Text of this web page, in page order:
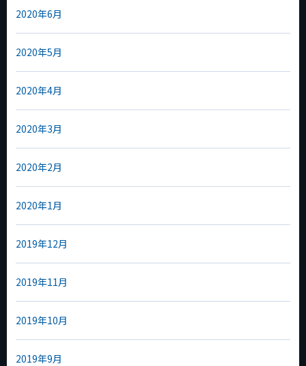
2020年6月
2020年5月
2020年4月
2020年3月
2020年2月
2020年1月
2019年12月
2019年11月
2019年10月
2019年9月